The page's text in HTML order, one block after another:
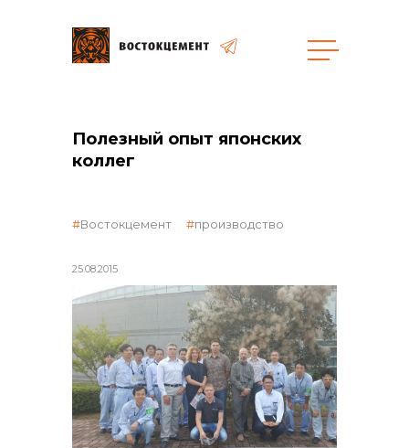
общая информация
реализация неликвидов
Полезный опыт японских
коллег
25.08.2015
Востокцемент производство